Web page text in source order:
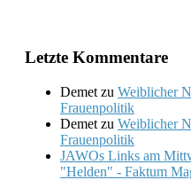
Letzte Kommentare
Demet zu Weiblicher
Frauenpolitik
Demet zu Weiblicher
Frauenpolitik
JAWOs Links am
"Helden" - Faktum